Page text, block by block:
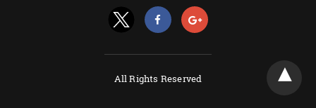
All Rights Reserved